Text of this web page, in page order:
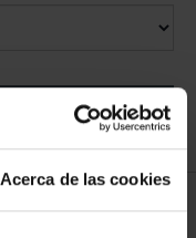
Acerca de las cookies